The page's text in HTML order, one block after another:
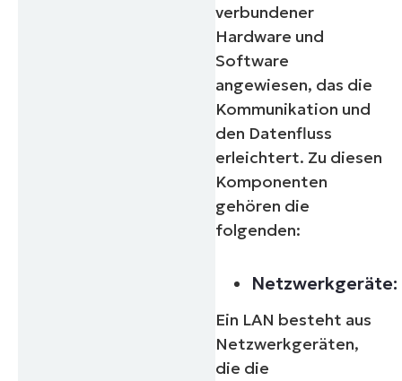
verbundener
Hardware und
Software
angewiesen, das die
Kommunikation und
den Datenfluss
erleichtert. Zu diesen
Komponenten
gehören die
folgenden:
Netzwerkgeräte:
Ein LAN besteht aus
Netzwerkgeräten,
die die